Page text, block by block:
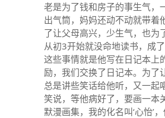
老是为了钱和房子的事生气，
出气筒，妈妈还动不动就带着
了让父母高兴，少生气，也为
从初3开始就没命地读书，成了
这些事情就是他写在日记本上
励，我们交换了日记本。为了
总是讲些笑话给他听，又一起
笑说，等他病好了，要画一本
默漫画集，我的化名叫‘心怡’，